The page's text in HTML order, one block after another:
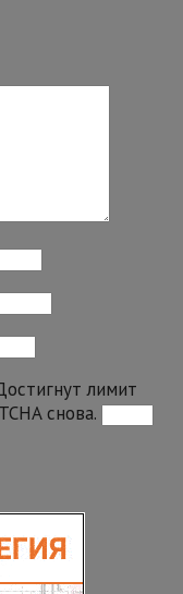
лимит
снова.